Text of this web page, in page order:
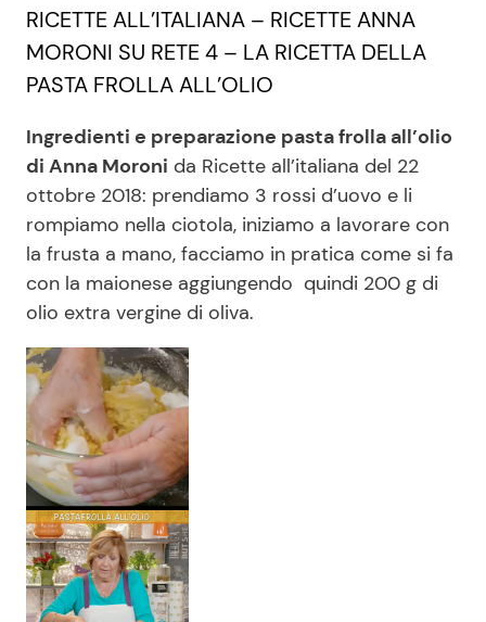
Redazione
Contattaci
Privacy Policy
RICETTE ALL’ITALIANA – RICETTE ANNA
MORONI SU RETE 4 – LA RICETTA DELLA
PASTA FROLLA ALL’OLIO
Ingredienti e preparazione pasta frolla all’olio
di Anna Moroni da Ricette all’italiana del 22
ottobre 2018: prendiamo 3 rossi d’uovo e li
rompiamo nella ciotola, iniziamo a lavorare con
la frusta a mano, facciamo in pratica come si fa
con la maionese aggiungendo quindi 200 g di
olio extra vergine di oliva.